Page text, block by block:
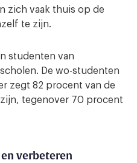
zich vaak thuis op de
te zijn.
studenten van
De wo-studenten
zegt 82 procent van de
tegenover 70 procent
verbeteren